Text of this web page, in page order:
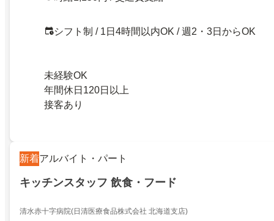
シフト制 / 1日4時間以内OK / 週2・3日からOK
未経験OK
年間休日120日以上
接客あり
新着アルバイト・パート
キッチンスタッフ 飲食・フード
清水赤十字病院(日清医療食品株式会社 北海道支店)